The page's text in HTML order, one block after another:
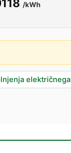
/kWh